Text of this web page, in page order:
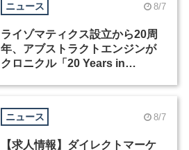
ニュース 8/7
ライゾマティクス設立から20周
年、アブストラクトエンジンが
クロニクル「20 Years in
ニュース 8/7
【求人情報】ダイレクトマーケ